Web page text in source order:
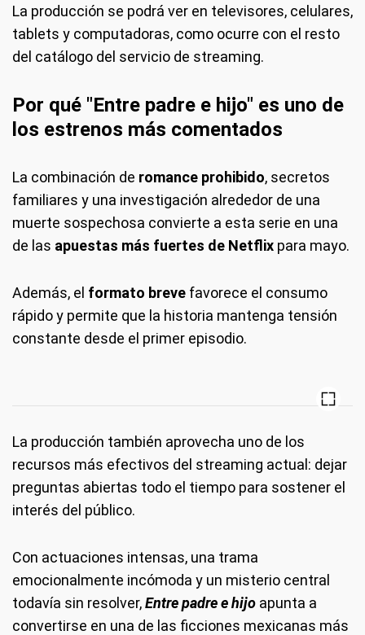
La producción se podrá ver en televisores, celulares,
tablets y computadoras, como ocurre con el resto
del catálogo del servicio de streaming.
Por qué "Entre padre e hijo" es uno de
los estrenos más comentados
La combinación de romance prohibido, secretos
familiares y una investigación alrededor de una
muerte sospechosa convierte a esta serie en una
de las apuestas más fuertes de Netflix para mayo.
Además, el formato breve favorece el consumo
rápido y permite que la historia mantenga tensión
constante desde el primer episodio.
La producción también aprovecha uno de los
recursos más efectivos del streaming actual: dejar
preguntas abiertas todo el tiempo para sostener el
interés del público.
Con actuaciones intensas, una trama
emocionalmente incómoda y un misterio central
todavía sin resolver,Entre padre e hijo apunta a
convertirse en una de las ficciones mexicanas más